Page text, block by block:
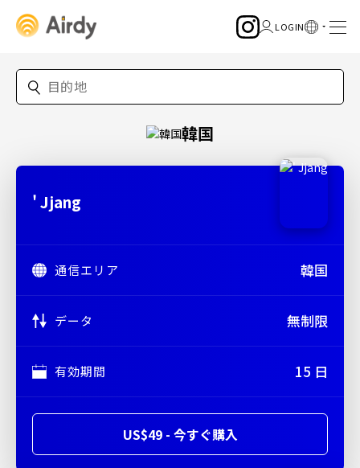
韓国
' Jjang
通信エリア 韓国
データ 無制限
有効期間 15 日
US$49 - 今すぐ購入